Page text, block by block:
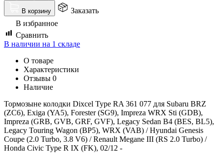
В корзину
Заказать
В избранное
Сравнить
В наличии на 1 складе
О товаре
Характеристики
Отзывы 0
Наличие
Тормозыне колодки Dixcel Type RA 361 077 для Subaru BRZ
(ZC6), Exiga (YA5), Forester (SG9), Impreza WRX Sti (GDB),
Impreza (GRB, GVB, GRF, GVF), Legacy Sedan B4 (BES, BL5),
Legacy Touring Wagon (BP5), WRX (VAB) / Hyundai Genesis
Coupe (2.0 Turbo, 3.8 V6) / Renault Megane III (RS 2.0 Turbo) /
Honda Civic Type R IX (FK), 02/12 -